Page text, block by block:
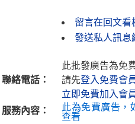
留言在回文看
發送私人訊息
聯絡電話：
此批發廣告為免
請先登入免費會
立即免費加入會
服務內容：
此為免費廣告，
查看